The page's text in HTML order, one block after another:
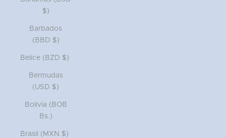
$)
Barbados
(BBD $)
Belice (BZD $)
Bermudas
(USD $)
Bolivia (BOB
Bs.)
Brasil (MXN $)